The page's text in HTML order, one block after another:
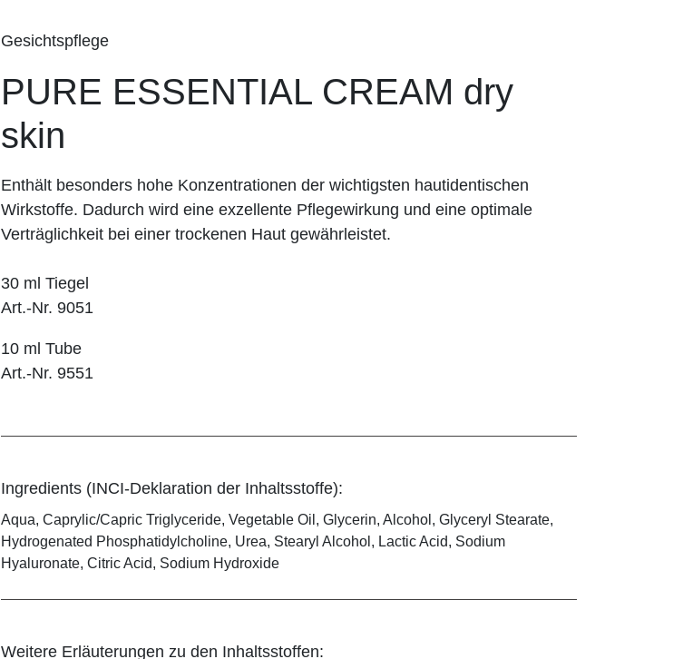
Gesichtspflege
PURE ESSENTIAL CREAM dry
skin
Enthält besonders hohe Konzentrationen der wichtigsten hautidentischen
Wirkstoffe. Dadurch wird eine exzellente Pflegewirkung und eine optimale
Verträglichkeit bei einer trockenen Haut gewährleistet.
30 ml Tiegel
Art.-Nr. 9051
10 ml Tube
Art.-Nr. 9551
Ingredients (INCI-Deklaration der Inhaltsstoffe):
Aqua, Caprylic/Capric Triglyceride, Vegetable Oil, Glycerin, Alcohol, Glyceryl Stearate,
Hydrogenated Phosphatidylcholine, Urea, Stearyl Alcohol, Lactic Acid, Sodium
Hyaluronate, Citric Acid, Sodium Hydroxide
Weitere Erläuterungen zu den Inhaltsstoffen: